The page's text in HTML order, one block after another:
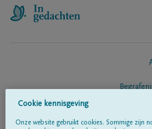
Cookie kennisgeving
Onze website gebruikt cookies. Sommige zijn